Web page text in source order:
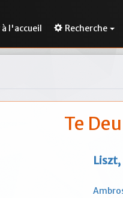
l'accueil Recherche
Te
Liszt,